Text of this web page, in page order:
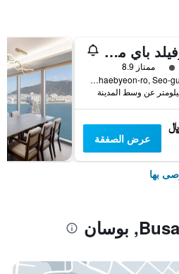
فيرفيلد باي ماريوت بوسان سونجدو بيتش
فئة 3ممتاز 8.9
113 Songdohaebyeon-ro, Seo-gu, بوسان, كوريا الجنوبية
عرض الصفقة
بها